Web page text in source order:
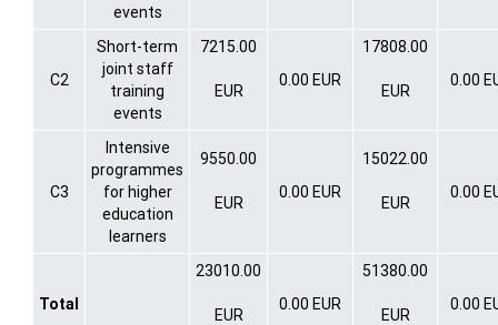
events
C2
Short-term
joint staff
training
events
7215.00
EUR
0.00 EUR
17808.00
EUR
0.00
C3
Intensive
programmes
for higher
education
learners
9550.00
EUR
0.00 EUR
15022.00
EUR
0.00
Total
23010.00
EUR
0.00 EUR
51380.00
EUR
0.00